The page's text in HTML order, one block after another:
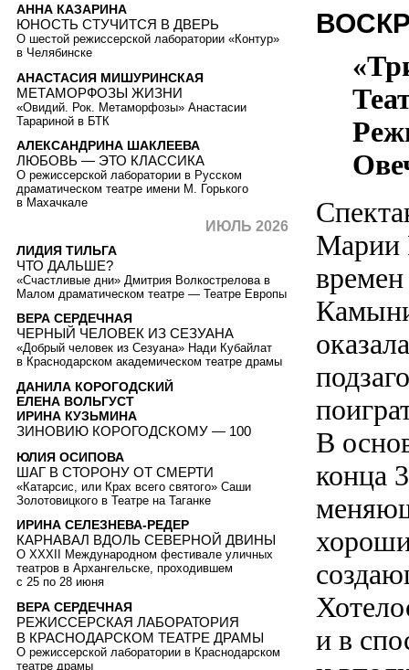
Марии
В
конца
и в
АННА КАЗАРИНА
ЮНОСТЬ СТУЧИТСЯ В ДВЕРЬ
О шестой режиссерской лаборатории «Контур»
в Челябинске
АНАСТАСИЯ МИШУРИНСКАЯ
МЕТАМОРФОЗЫ ЖИЗНИ
«Овидий. Рок. Метаморфозы» Анастасии
Тарариной в БТК
АЛЕКСАНДРИНА ШАКЛЕЕВА
ЛЮБОВЬ — ЭТО КЛАССИКА
О режиссерской лаборатории в Русском
драматическом театре имени М. Горького
в Махачкале
ИЮЛЬ 2026
ЛИДИЯ ТИЛЬГА
ЧТО ДАЛЬШЕ?
«Счастливые дни» Дмитрия Волкострелова в
Малом драматическом театре — Театре Европы
ВЕРА СЕРДЕЧНАЯ
ЧЕРНЫЙ ЧЕЛОВЕК ИЗ СЕЗУАНА
«Добрый человек из Сезуана» Нади Кубайлат
в Краснодарском академическом театре драмы
ДАНИЛА КОРОГОДСКИЙ
ЕЛЕНА ВОЛЬГУСТ
ИРИНА КУЗЬМИНА
ЗИНОВИЮ КОРОГОДСКОМУ — 100
ЮЛИЯ ОСИПОВА
ШАГ В СТОРОНУ ОТ СМЕРТИ
«Катарсис, или Крах всего святого» Саши
Золотовицкого в Театре на Таганке
ИРИНА СЕЛЕЗНЕВА-РЕДЕР
КАРНАВАЛ ВДОЛЬ СЕВЕРНОЙ ДВИНЫ
О XXXII Международном фестивале уличных
театров в Архангельске, проходившем
с 25 по 28 июня
ВЕРА СЕРДЕЧНАЯ
РЕЖИССЕРСКАЯ ЛАБОРАТОРИЯ
В КРАСНОДАРСКОМ ТЕАТРЕ ДРАМЫ
О режиссерской лаборатории в Краснодарском
театре драмы